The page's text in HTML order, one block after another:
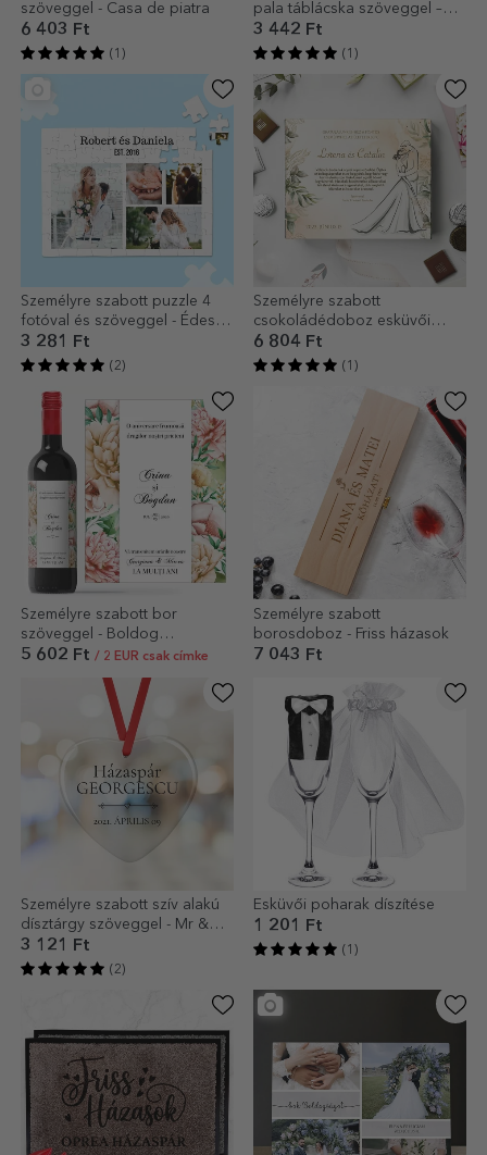
szöveggel - Casa de piatra
6 403 Ft
(1)
pala táblácska szöveggel –
Just married (Friss házasok)
3 442 Ft
(1)
Személyre szabott puzzle 4
fotóval és szöveggel - Édes
emlékek
3 281 Ft
(2)
Személyre szabott
csokoládédoboz esküvői
üzenettel
6 804 Ft
(1)
Személyre szabott bor
szöveggel - Boldog
évfordulót!
5 602 Ft / 2 EUR csak címke
Személyre szabott
borosdoboz - Friss házasok
7 043 Ft
Személyre szabott szív alakú
dísztárgy szöveggel - Mr &
Mrs
3 121 Ft
(2)
Esküvői poharak díszítése
1 201 Ft
(1)